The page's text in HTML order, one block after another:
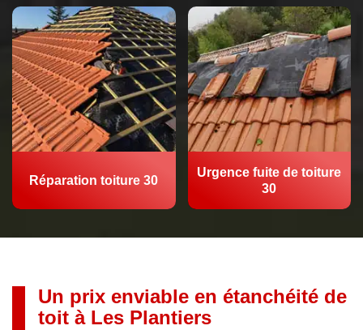
Réparation toiture 30
Urgence fuite de toiture
30
Un prix enviable en étanchéité de
toit à Les Plantiers